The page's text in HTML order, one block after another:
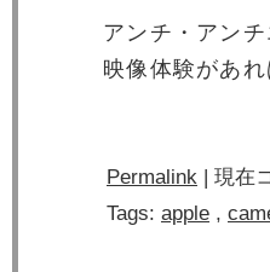
アンチ・アン
映像体験があ
Permalink | 現在
Tags: apple ,